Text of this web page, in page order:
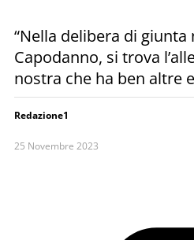
“Nella delibera di
Capodanno, si trova
nostra che ha ben altre
Redazione1
25 Novembre 2023